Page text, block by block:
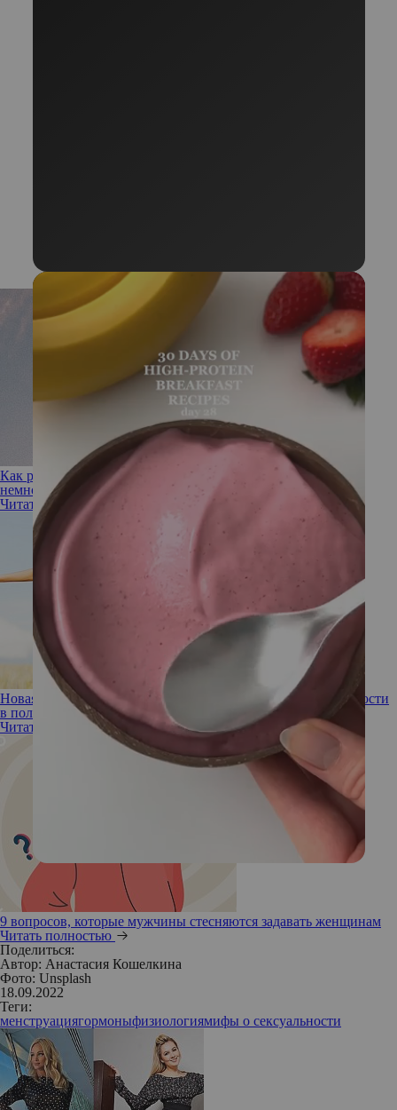
Как ретроградный Меркурий влияет на здоровье: мифы и
немного правды
Читать полностью
Новая Чудо-Женщина: стоит ли отказываться от женственности
в пользу эмансипации?
Читать полностью
9 вопросов, которые мужчины стесняются задавать женщинам
Читать полностью
Поделиться:
Автор: Анастасия Кошелкина
Фото: Unsplash
18.09.2022
Теги:
менструациягормоныфизиологиямифы о сексуальности